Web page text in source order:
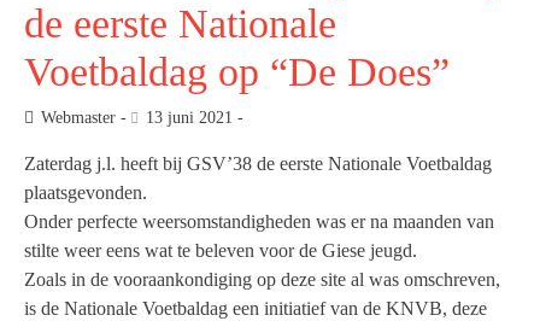
de eerste Nationale
Voetbaldag op “De Does”
Webmaster 13 juni 2021
Zaterdag j.l. heeft bij GSV’38 de eerste Nationale Voetbaldag
plaatsgevonden.
Onder perfecte weersomstandigheden was er na maanden van
stilte weer eens wat te beleven voor de Giese jeugd.
Zoals in de vooraankondiging op deze site al was omschreven,
is de Nationale Voetbaldag een initiatief van de KNVB, deze